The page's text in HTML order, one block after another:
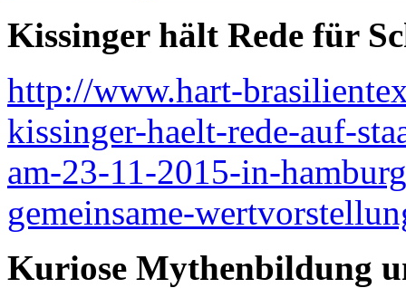
Kissinger hält Rede für
http://www.hart-
kissinger-haelt-rede-auf-
am-23-11-2015-in-
gemeinsame-
Kuriose Mythenbildung